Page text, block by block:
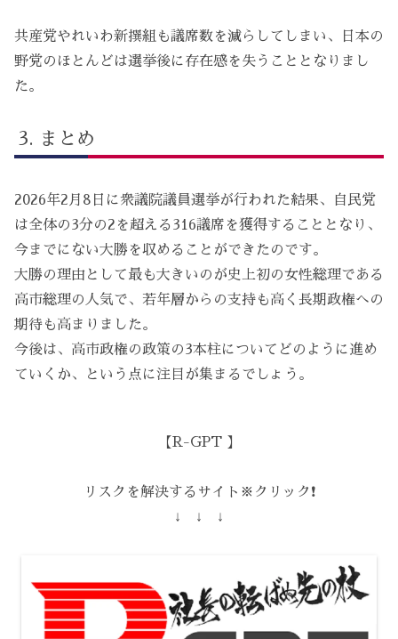
共産党やれいわ新撰組も議席数を減らしてしまい、日本の
野党のほとんどは選挙後に存在感を失うこととなりまし
た。
まとめ
2026年2月8日に衆議院議員選挙が行われた結果、自民党
は全体の3分の2を超える316議席を獲得することとなり、
今までにない大勝を収めることができたのです。
大勝の理由として最も大きいのが史上初の女性総理である
高市総理の人気で、若年層からの支持も高く長期政権への
期待も高まりました。
今後は、高市政権の政策の3本柱についてどのように進め
ていくか、という点に注目が集まるでしょう。
【R-GPT 】
リスクを解決するサイト※クリック❗️
↓ ↓ ↓